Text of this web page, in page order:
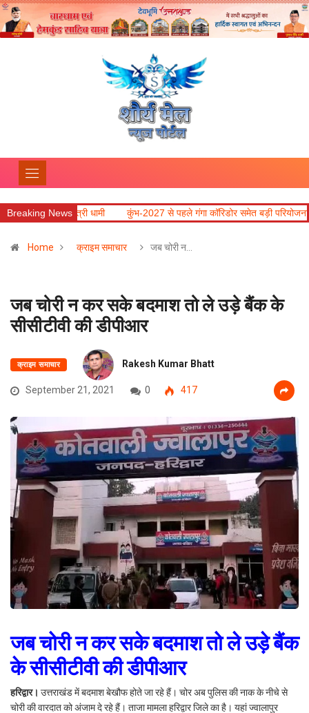
Breaking News
: मुख्यमंत्री धामी कुंभ-2027 से पहले गंगा कॉरिडोर समेत बड़ी परियोजनाओं में तेजी
Home क्राइम समाचार जब चोरी न…
जब चोरी न कर सके बदमाश तो ले उड़े बैंक के
सीसीटीवी की डीपीआर
क्राइम समाचार Rakesh Kumar Bhatt
September 21, 2021 0 417
जब चोरी न कर सके बदमाश तो ले उड़े बैंक
के सीसीटीवी की डीपीआर
हरिद्वार। उत्तराखंड में बदमाश बेखौफ होते जा रहे हैं। चोर अब पुलिस की नाक के नीचे से
चोरी की वारदात को अंजाम दे रहे हैं। ताजा मामला हरिद्वार जिले का है। यहां ज्वालापुर